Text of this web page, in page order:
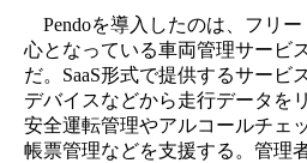
Pendoを導入したのは、フリ
心となっている車両管理サービス
だ。SaaS形式で提供するサービ
デバイスなどから走行データを
安全運転管理やアルコールチェ
帳票管理などを支援する。管理